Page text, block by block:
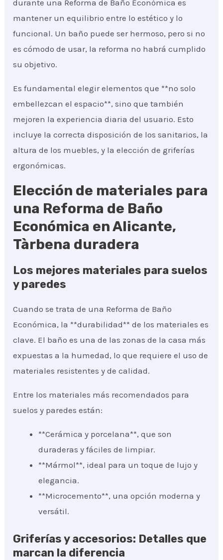
durante una Reforma de Baño Económica es
mantener un equilibrio entre lo estético y lo
funcional. Un baño puede ser hermoso, pero si no
es cómodo de usar, la reforma no habrá cumplido
su objetivo.
Es fundamental elegir elementos que **no solo
embellezcan el espacio**, sino que también
mejoren la experiencia diaria del usuario. Esto
incluye la correcta disposición de los sanitarios, la
altura de los muebles, y la elección de griferías
ergonómicas.
Elección de materiales para
una Reforma de Baño
Económica en Alicante,
Tàrbena duradera
Los mejores materiales para suelos
y paredes
Cuando se trata de una Reforma de Baño
Económica, la **durabilidad** de los materiales es
clave. El baño es una de las zonas de la casa más
expuestas a la humedad, lo que requiere el uso de
materiales resistentes y de calidad.
Entre los materiales más recomendados para
suelos y paredes están:
**Cerámica y porcelana**, que son
duraderas y fáciles de limpiar.
**Mármol**, ideal para un toque de lujo y
elegancia.
**Microcemento**, una opción moderna y
versátil.
Griferías y accesorios: Detalles que
marcan la diferencia